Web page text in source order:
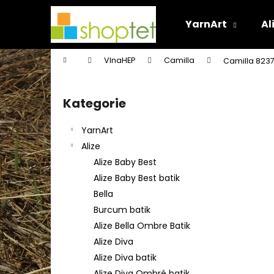
YarnArt
Domů VlnaHEP Camilla Camilla 8237
P
o
s
t
r
a
n
n
í
p
a
n
Přeskočit
kategorie
Kategorie
YarnArt
Alize
Alize Baby Best
Alize Baby Best batik
Bella
Burcum batik
Alize Bella Ombre Batik
Alize Diva
Alize Diva batik
í
k
Zpět
do
obchodu
Zpět
do
obchodu